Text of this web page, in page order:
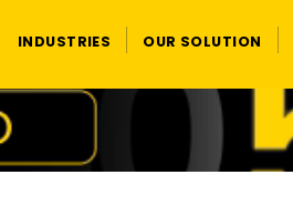
INDUSTRIES OUR SOLUTION